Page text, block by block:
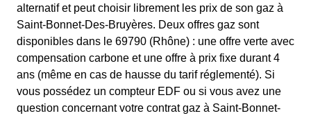
alternatif et peut choisir librement les prix de son gaz à
Saint-Bonnet-Des-Bruyères. Deux offres gaz sont
disponibles dans le 69790 (Rhône) : une offre verte avec
compensation carbone et une offre à prix fixe durant 4
ans (même en cas de hausse du tarif réglementé). Si
vous possédez un compteur EDF ou si vous avez une
question concernant votre contrat gaz à Saint-Bonnet-